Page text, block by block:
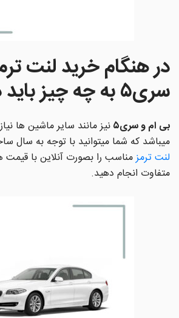
در هنگام خرید لنت
سری۵ به چه چیز
بی ام و سری۵
میباشد که شما میتوانید با توجه به سال
لنت ترمزمناسب را بصورت آنلاین با
متفاوت انجام دهید.